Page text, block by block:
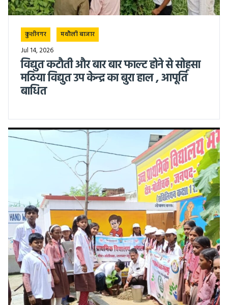
कुशीनगर मथौली बाजार
Jul 14, 2026
विद्युत कटौती और बार बार फाल्ट होने से सोहसा
मठिया विद्युत उप केन्द्र का बुरा हाल , आपूर्ति
बाधित